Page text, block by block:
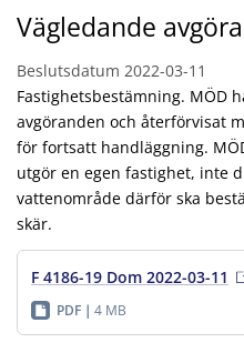
Vägledande
Beslutsdatum 2022-03-11
Fastighetsbestämning. MÖD
avgöranden och återförvisat
för fortsatt handläggning.
utgör en egen fastighet, inte
vattenområde därför ska
skär.
F 4186-19 Dom 2022-03-11
PDF 4 MB